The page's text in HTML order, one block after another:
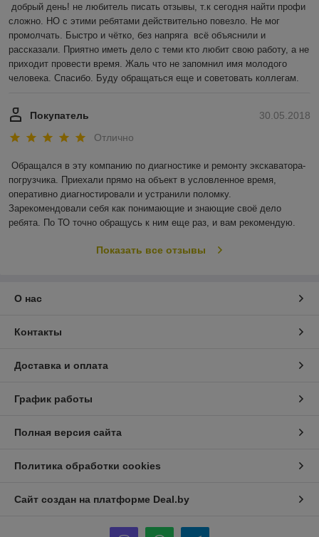
добрый день! не любитель писать отзывы, т.к сегодня найти профи
сложно. НО с этими ребятами действительно повезло. Не мог
промолчать. Быстро и чётко, без напряга  всё объяснили и
рассказали. Приятно иметь дело с теми кто любит свою работу, а не
приходит провести время. Жаль что не запомнил имя молодого
человека. Спасибо. Буду обращаться еще и советовать коллегам.
30.05.2018
Покупатель
Отлично
Обращался в эту компанию по диагностике и ремонту экскаватора-
погрузчика. Приехали прямо на объект в условленное время,
оперативно диагностировали и устранили поломку.
Зарекомендовали себя как понимающие и знающие своё дело
ребята. По ТО точно обращусь к ним еще раз, и вам рекомендую.
Показать все отзывы
О нас
Контакты
Доставка и оплата
График работы
Полная версия сайта
Политика обработки cookies
Сайт создан на платформе Deal.by